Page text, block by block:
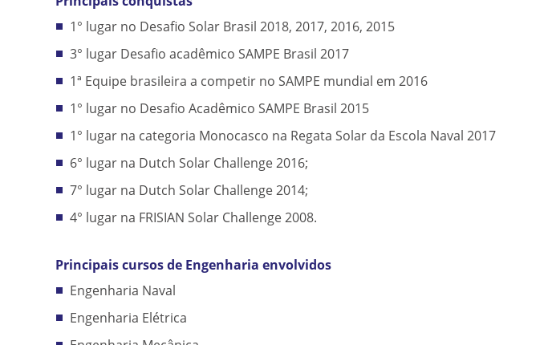
1° lugar no Desafio Solar Brasil 2018, 2017, 2016, 2015
3° lugar Desafio acadêmico SAMPE Brasil 2017
1ª Equipe brasileira a competir no SAMPE mundial em 2016
1° lugar no Desafio Acadêmico SAMPE Brasil 2015
1° lugar na categoria Monocasco na Regata Solar da Escola Naval 2017
6° lugar na Dutch Solar Challenge 2016;
7° lugar na Dutch Solar Challenge 2014;
4° lugar na FRISIAN Solar Challenge 2008.
Principais cursos de Engenharia envolvidos
Engenharia Naval
Engenharia Elétrica